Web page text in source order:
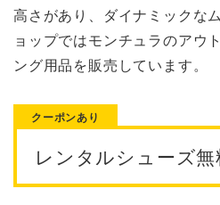
高さがあり、ダイナミックな
ョップではモンチュラのアウ
ング用品を販売しています。
クーポンあり
レンタルシューズ無